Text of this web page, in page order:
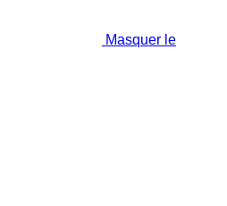
Masquer le